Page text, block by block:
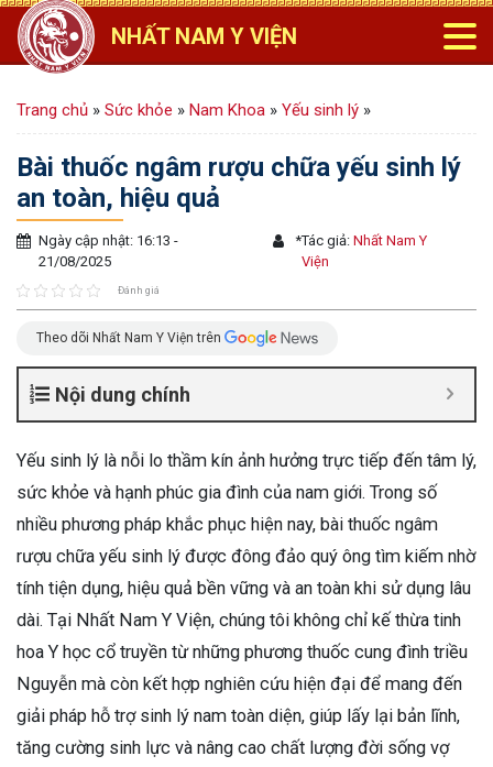
NHẤT NAM Y VIỆN
Trang chủ » Sức khỏe » Nam Khoa » Yếu sinh lý »
Bài thuốc ngâm rượu chữa yếu sinh lý
an toàn, hiệu quả
Ngày cập nhật: 16:13 -
21/08/2025
*Tác giả:Nhất Nam Y
Viện
Đánh giá
Theo dõi Nhất Nam Y Viện trên
Nội dung chính
Yếu sinh lý là nỗi lo thầm kín ảnh hưởng trực tiếp đến tâm lý,
sức khỏe và hạnh phúc gia đình của nam giới. Trong số
nhiều phương pháp khắc phục hiện nay, bài thuốc ngâm
rượu chữa yếu sinh lý được đông đảo quý ông tìm kiếm nhờ
tính tiện dụng, hiệu quả bền vững và an toàn khi sử dụng lâu
dài. Tại Nhất Nam Y Viện, chúng tôi không chỉ kế thừa tinh
hoa Y học cổ truyền từ những phương thuốc cung đình triều
Nguyễn mà còn kết hợp nghiên cứu hiện đại để mang đến
giải pháp hỗ trợ sinh lý nam toàn diện, giúp lấy lại bản lĩnh,
tăng cường sinh lực và nâng cao chất lượng đời sống vợ